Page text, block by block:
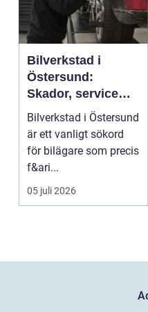
Bilverkstad i
Östersund:
Skador, service
och smarta val för
din bil
Bilverkstad i Östersund
är ett vanligt sökord
för bilägare som precis
f&ari...
05 juli 2026